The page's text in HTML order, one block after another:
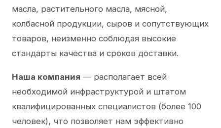
масла, растительного масла, мясной,
колбасной продукции, сыров и сопутствующих
товаров, неизменно соблюдая высокие
стандарты качества и сроков доставки.
Наша компания — располагает всей
необходимой инфраструктурой и штатом
квалифицированных специалистов (более 100
человек), что позволяет нам эффективно